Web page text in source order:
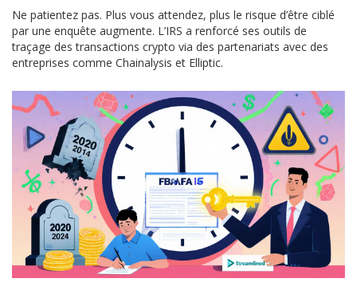
Ne patientez pas. Plus vous attendez, plus le risque d’être ciblé
par une enquête augmente. L’IRS a renforcé ses outils de
traçage des transactions crypto via des partenariats avec des
entreprises comme Chainalysis et Elliptic.